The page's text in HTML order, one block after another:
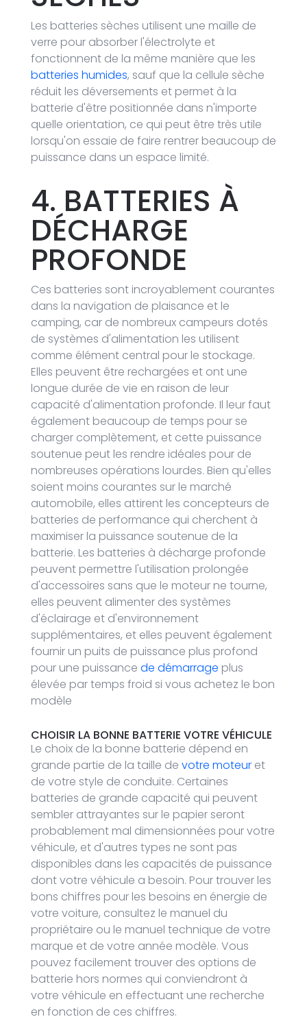
Les batteries sèches utilisent une maille de
verre pour absorber l'électrolyte et
fonctionnent de la même manière que les
batteries humides, sauf que la cellule sèche
réduit les déversements et permet à la
batterie d'être positionnée dans n'importe
quelle orientation, ce qui peut être très utile
lorsqu'on essaie de faire rentrer beaucoup de
puissance dans un espace limité.
4. BATTERIES À
DÉCHARGE
PROFONDE
Ces batteries sont incroyablement courantes
dans la navigation de plaisance et le
camping, car de nombreux campeurs dotés
de systèmes d'alimentation les utilisent
comme élément central pour le stockage.
Elles peuvent être rechargées et ont une
longue durée de vie en raison de leur
capacité d'alimentation profonde. Il leur faut
également beaucoup de temps pour se
charger complètement, et cette puissance
soutenue peut les rendre idéales pour de
nombreuses opérations lourdes. Bien qu'elles
soient moins courantes sur le marché
automobile, elles attirent les concepteurs de
batteries de performance qui cherchent à
maximiser la puissance soutenue de la
batterie. Les batteries à décharge profonde
peuvent permettre l'utilisation prolongée
d'accessoires sans que le moteur ne tourne,
elles peuvent alimenter des systèmes
d'éclairage et d'environnement
supplémentaires, et elles peuvent également
fournir un puits de puissance plus profond
pour une puissance de démarrage plus
élevée par temps froid si vous achetez le bon
modèle
CHOISIR LA BONNE BATTERIE VOTRE VÉHICULE
Le choix de la bonne batterie dépend en
grande partie de la taille de votre moteuret
de votre style de conduite. Certaines
batteries de grande capacité qui peuvent
sembler attrayantes sur le papier seront
probablement mal dimensionnées pour votre
véhicule, et d'autres types ne sont pas
disponibles dans les capacités de puissance
dont votre véhicule a besoin. Pour trouver les
bons chiffres pour les besoins en énergie de
votre voiture, consultez le manuel du
propriétaire ou le manuel technique de votre
marque et de votre année modèle. Vous
pouvez facilement trouver des options de
batterie hors normes qui conviendront à
votre véhicule en effectuant une recherche
en fonction de ces chiffres.